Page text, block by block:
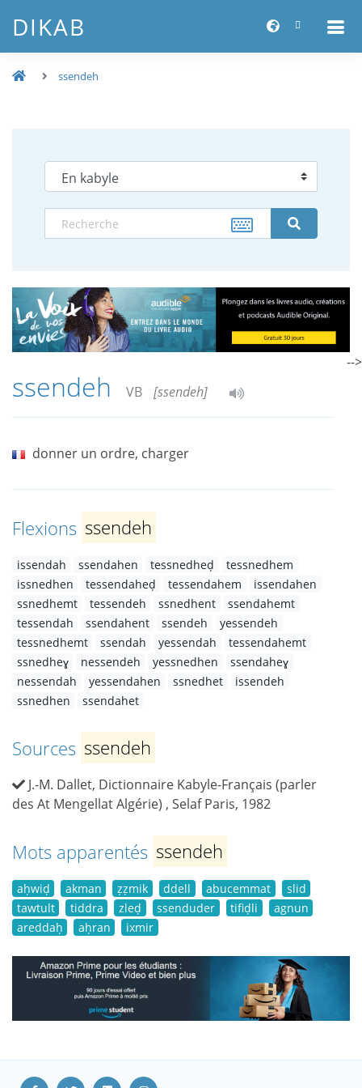
DIKAB
ssendeh
ssendeh VB [ssendeh]
donner un ordre, charger
Flexions ssendeh
issendah ssendahen tessnedheḍ
tessnedhem
issnedhen
tessendaheḍ tessendahem
issendahen
ssnedhemt
tessendeh ssnedhent
ssendahemt
tessendah
ssendahent ssendeh
yessendeh
tessnedhemt
ssendah yessendah
tessendahemt
ssnedheɣ
nessendeh yessnedhen
ssendaheɣ
nessendah
yessendahen ssnedhet
issendeh
ssnedhen
ssendahet
Sources ssendeh
J.-M. Dallet, Dictionnaire Kabyle-Français (parler
des At Mengellat Algérie) , Selaf Paris, 1982
Mots apparentés ssendeh
aḥwiḍ akman ẓẓmik ddell abucemmat
slid
tawtult
tiddra zleḍ ssenduder tifiḍli
agnun
areddaḥ
aḥran ixmir
-->